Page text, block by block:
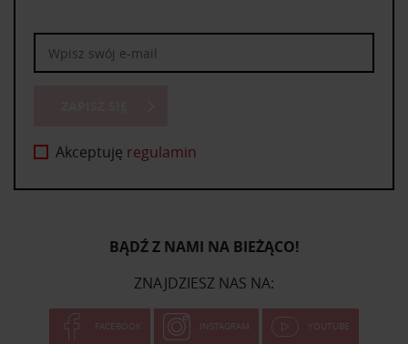
Akceptuję regulamin
BĄDŹ Z NAMI NA BIEŻĄCO!
ZNAJDZIESZ NAS NA:
FACEBOOK INSTAGRAM YOUTUBE